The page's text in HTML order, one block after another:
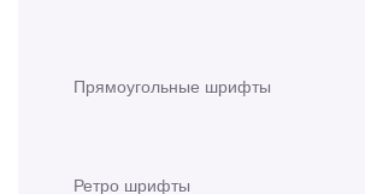
Прямоугольные шрифты
Ретро шрифты